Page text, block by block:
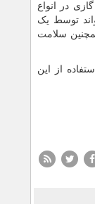
در انواع
توسط یک
سلامت
از این